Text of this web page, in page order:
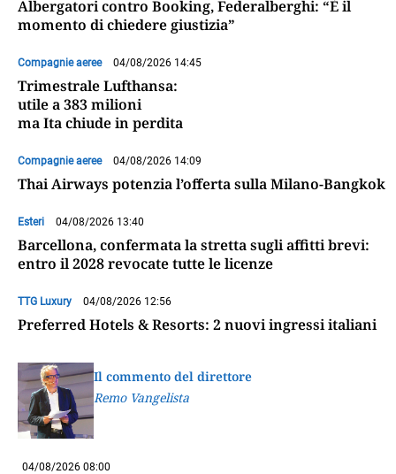
Albergatori contro Booking, Federalberghi: “È il
momento di chiedere giustizia”
Compagnie aeree 04/08/2026 14:45
Trimestrale Lufthansa:
utile a 383 milioni
ma Ita chiude in perdita
Compagnie aeree 04/08/2026 14:09
Thai Airways potenzia l’offerta sulla Milano-Bangkok
Esteri 04/08/2026 13:40
Barcellona, confermata la stretta sugli affitti brevi:
entro il 2028 revocate tutte le licenze
TTG Luxury 04/08/2026 12:56
Preferred Hotels & Resorts: 2 nuovi ingressi italiani
Il commento del direttore
Remo Vangelista
04/08/2026 08:00